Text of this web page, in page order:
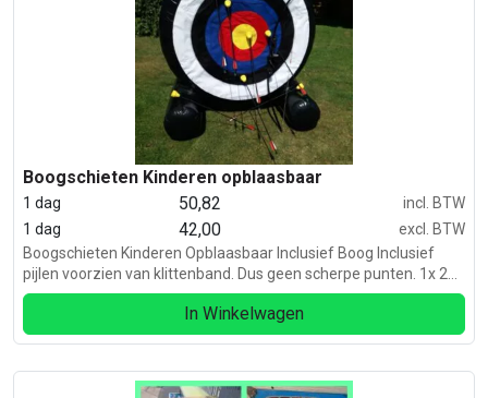
Boogschieten Kinderen opblaasbaar
1 dag 50,82
incl. BTW
1 dag
42,00
excl. BTW
Boogschieten Kinderen Opblaasbaar Inclusief Boog Inclusief
pijlen voorzien van klittenband. Dus geen scherpe punten. 1x 220
volt. Dit bord hoef je maar 1 keer op te blazen.
In Winkelwagen